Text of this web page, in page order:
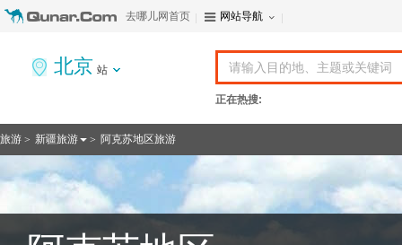
去哪儿网首页 网站导航
北京 站
正在热搜:
旅游 > 新疆旅游 > 阿克苏地区旅游